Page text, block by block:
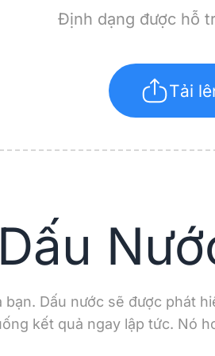
Định dạng được hỗ
Tải
Dấu nước sẽ được phát
kết quả ngay lập tức. Nó